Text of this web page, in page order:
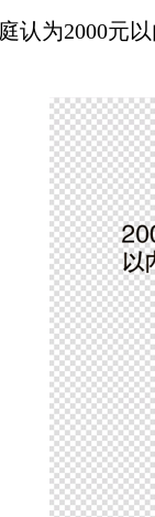
认为2000元